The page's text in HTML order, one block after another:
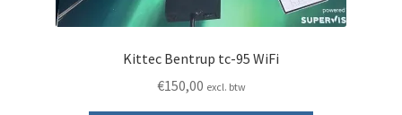
Kittec Bentrup tc-95 WiFi
€150,00 excl. btw